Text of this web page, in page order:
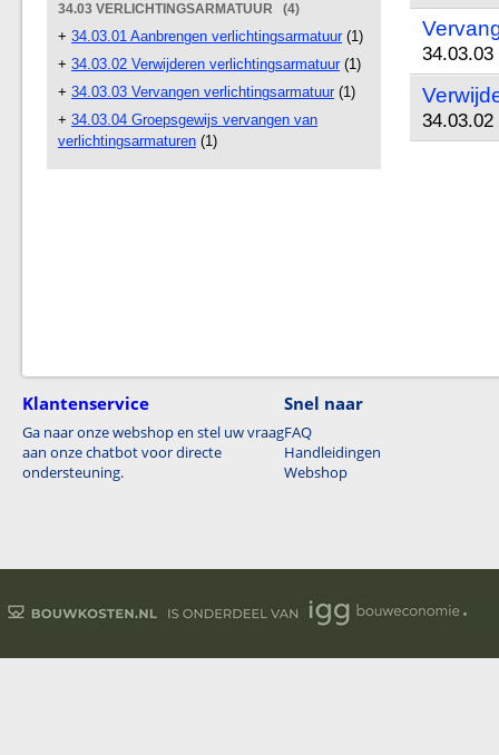
34.03 VERLICHTINGSARMATUUR (4)
+ 34.03.01 Aanbrengen verlichtingsarmatuur(1)
+ 34.03.02 Verwijderen verlichtingsarmatuur(1)
+ 34.03.03 Vervangen verlichtingsarmatuur(1)
+ 34.03.04 Groepsgewijs vervangen van
verlichtingsarmaturen (1)
Klantenservice
Ga naar onze webshop en stel uw vraag
aan onze chatbot voor directe
ondersteuning.
Snel naar
FAQ
Handleidingen
Webshop